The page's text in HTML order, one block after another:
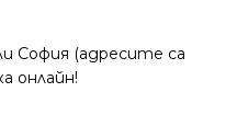
София (адресите са
онлайн!